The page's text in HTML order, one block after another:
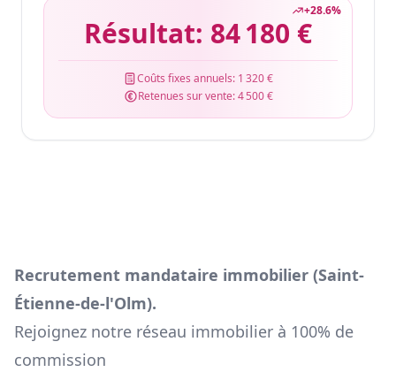
+28.6%
Résultat: 84 180 €
Coûts fixes annuels: 1 320 €
Retenues sur vente:4 500 €
Recrutement mandataire immobilier (Saint-
Étienne-de-l'Olm).
Rejoignez notre réseau immobilier à 100% de
commission